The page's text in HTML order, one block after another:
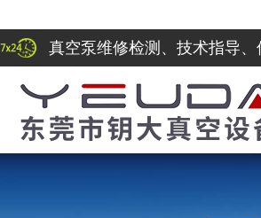
真空泵维修检测、技术指导、